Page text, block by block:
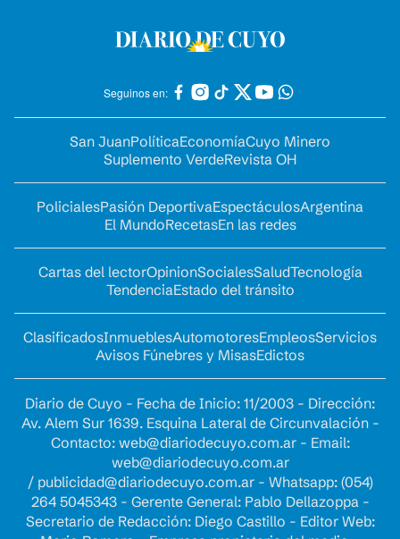
Seguinos en:
San JuanPolíticaEconomíaCuyo Minero
Suplemento VerdeRevista OH
PolicialesPasión DeportivaEspectáculosArgentina
El MundoRecetasEn las redes
Cartas del lectorOpinionSocialesSaludTecnología
TendenciaEstado del tránsito
ClasificadosInmueblesAutomotoresEmpleosServicios
Avisos Fúnebres y MisasEdictos
Diario de Cuyo - Fecha de Inicio: 11/2003 - Dirección:
Av. Alem Sur 1639. Esquina Lateral de Circunvalación -
Contacto: web@diariodecuyo.com.ar- Email:
web@diariodecuyo.com.ar
/ publicidad@diariodecuyo.com.ar- Whatsapp: (054)
264 5045343 - Gerente General: Pablo Dellazoppa -
Secretario de Redacción: Diego Castillo - Editor Web: